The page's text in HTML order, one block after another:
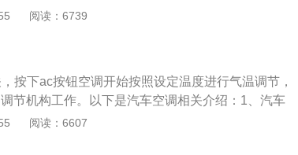
键左边的按键，即可在中央显示屏上滑动选歌曲，
音机的调频，am是用来调节收音机的波段。2、am
质比较好，不会出现断断续续的广播声音，如果使
音质一般都比较低，而fm与之不同的是fm的接受频率
率的100倍，所以车主通常会使用fm收听收音机。
阅读：6739
按下ac按钮空调开始按照设定温度进行气温调节，
节机构工作。以下是汽车空调相关介绍：1、汽车
出风，因为这个时候空调系统中的鼓风机开始工
阅读：6607